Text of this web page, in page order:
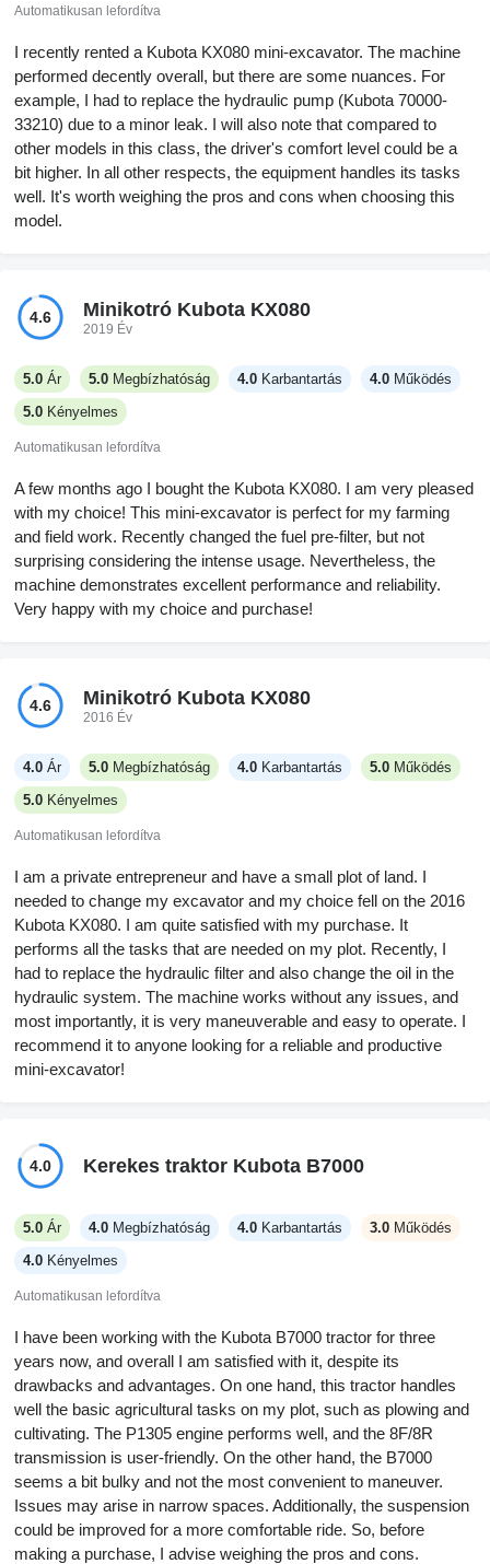
Automatikusan lefordítva
I recently rented a Kubota KX080 mini-excavator. The machine
performed decently overall, but there are some nuances. For
example, I had to replace the hydraulic pump (Kubota 70000-
33210) due to a minor leak. I will also note that compared to
other models in this class, the driver's comfort level could be a
bit higher. In all other respects, the equipment handles its tasks
well. It's worth weighing the pros and cons when choosing this
model.
4.6 Minikotró Kubota KX080
2019 Év
5.0 Ár 5.0 Megbízhatóság 4.0 Karbantartás 4.0 Működés
5.0 Kényelmes
Automatikusan lefordítva
A few months ago I bought the Kubota KX080. I am very pleased
with my choice! This mini-excavator is perfect for my farming
and field work. Recently changed the fuel pre-filter, but not
surprising considering the intense usage. Nevertheless, the
machine demonstrates excellent performance and reliability.
Very happy with my choice and purchase!
4.6 Minikotró Kubota KX080
2016 Év
4.0 Ár 5.0 Megbízhatóság 4.0 Karbantartás 5.0 Működés
5.0 Kényelmes
Automatikusan lefordítva
I am a private entrepreneur and have a small plot of land. I
needed to change my excavator and my choice fell on the 2016
Kubota KX080. I am quite satisfied with my purchase. It
performs all the tasks that are needed on my plot. Recently, I
had to replace the hydraulic filter and also change the oil in the
hydraulic system. The machine works without any issues, and
most importantly, it is very maneuverable and easy to operate. I
recommend it to anyone looking for a reliable and productive
mini-excavator!
4.0 Kerekes traktor Kubota B7000
5.0 Ár 4.0 Megbízhatóság 4.0 Karbantartás 3.0 Működés
4.0 Kényelmes
Automatikusan lefordítva
I have been working with the Kubota B7000 tractor for three
years now, and overall I am satisfied with it, despite its
drawbacks and advantages. On one hand, this tractor handles
well the basic agricultural tasks on my plot, such as plowing and
cultivating. The P1305 engine performs well, and the 8F/8R
transmission is user-friendly. On the other hand, the B7000
seems a bit bulky and not the most convenient to maneuver.
Issues may arise in narrow spaces. Additionally, the suspension
could be improved for a more comfortable ride. So, before
making a purchase, I advise weighing the pros and cons.